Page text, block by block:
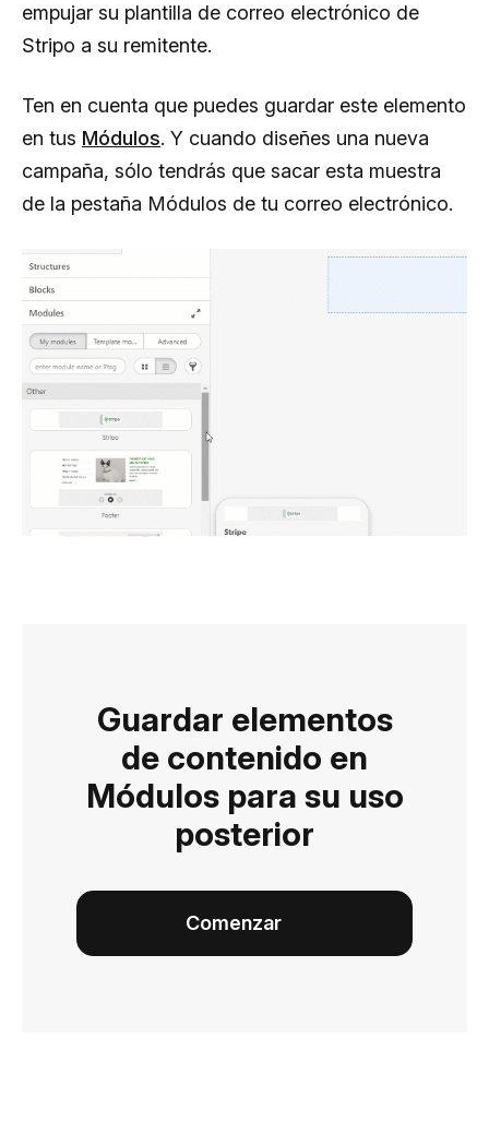
empujar su plantilla de correo electrónico de
Stripo a su remitente.
Ten en cuenta que puedes guardar este elemento
en tus Módulos. Y cuando diseñes una nueva
campaña, sólo tendrás que sacar esta muestra
de la pestaña Módulos de tu correo electrónico.
Guardar elementos
de contenido en
Módulos para su uso
posterior
Comenzar